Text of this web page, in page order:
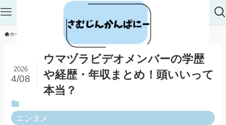
ホーム
ウマヅラビデオメンバーの学歴
や経歴・年収まとめ！頭いいって
本当？
2026
4/08
エンタメ